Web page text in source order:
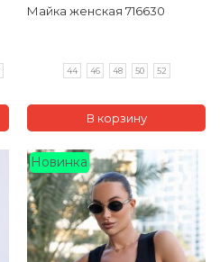
Майка женская 716630
44 46 48 50 52
Новинка